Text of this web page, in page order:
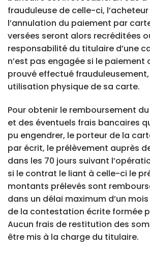
frauduleuse de celle-ci,
l’annulation du paiement par
versées seront alors recréditées
responsabilité du titulaire d’une
n’est pas engagée si le
prouvé effectué
utilisation physique de sa carte.
Pour obtenir le remboursement
et des éventuels frais bancaires
pu engendrer, le porteur de la
par écrit, le prélèvement auprès
dans les 70 jours suivant
si le contrat le liant à celle-ci le
montants prélevés sont
dans un délai maximum d’un
de la contestation écrite formée
Aucun frais de restitution des
être mis à la charge du titulaire.